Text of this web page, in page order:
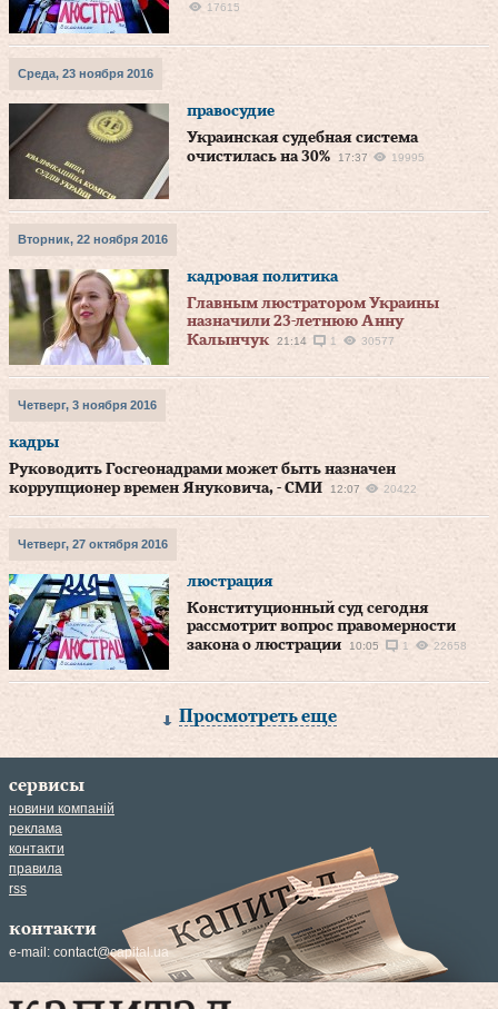
17615
Среда, 23 ноября 2016
правосудие
Украинская судебная система
очистилась на 30%
17:37 19995
Вторник, 22 ноября 2016
кадровая политика
Главным люстратором Украины
назначили 23-летнюю Анну
Калынчук
21:14 1 30577
Четверг, 3 ноября 2016
кадры
Руководить Госгеонадрами может быть назначен
коррупционер времен Януковича, - СМИ
12:07 20422
Четверг, 27 октября 2016
люстрация
Конституционный суд сегодня
рассмотрит вопрос правомерности
закона о люстрации
10:05 1 22658
Просмотреть еще
сервисы
новини компаній
реклама
контакти
правила
rss
контакти
e-mail: contact@capital.ua